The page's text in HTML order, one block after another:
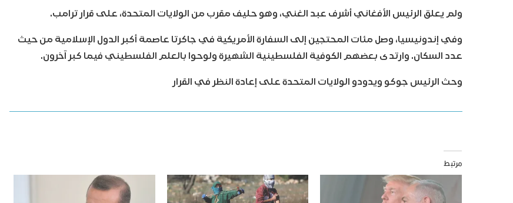
ولم يعلق الرئيس الأفغاني أشرف عبد الغني، وهو حليف مقرب من الولايات المتحدة، على قرار ترامب.
وفي إندونيسيا، وصل مئات المحتجين إلى السفارة الأمريكية في جاكرتا عاصمة أكبر الدول الإسلامية من حيث
عدد السكان. وارتدى بعضهم الكوفية الفلسطينية الشهيرة ولوحوا بالعلم الفلسطيني فيما كبر آخرون.
وحث الرئيس جوكو ويدودو الولايات المتحدة على إعادة النظر في القرار
مرتبط